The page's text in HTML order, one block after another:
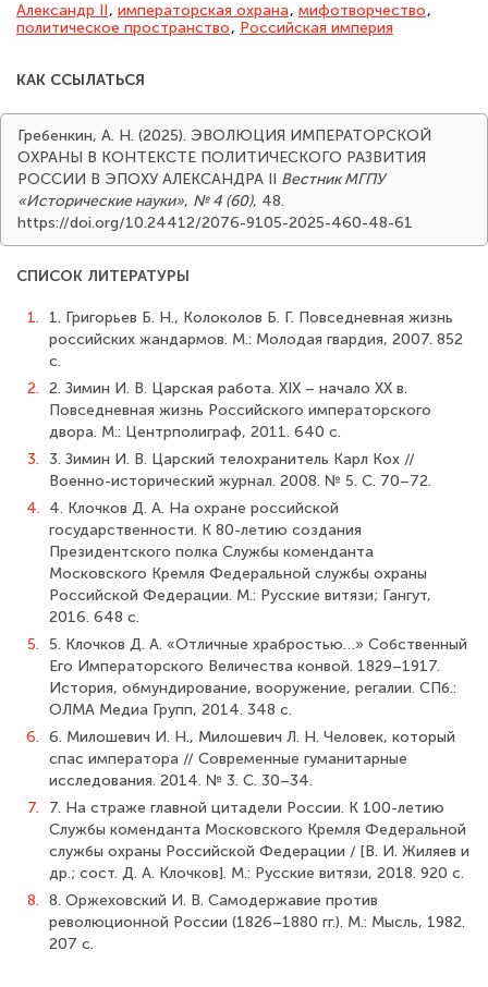
Александр II, императорская охрана, мифотворчество,
политическое пространство, Российская империя
КАК ССЫЛАТЬСЯ
Гребенкин, А. Н. (2025). ЭВОЛЮЦИЯ ИМПЕРАТОРСКОЙ
ОХРАНЫ В КОНТЕКСТЕ ПОЛИТИЧЕСКОГО РАЗВИТИЯ
РОССИИ В ЭПОХУ АЛЕКСАНДРА II Вестник МГПУ
«Исторические науки», № 4 (60), 48.
https://doi.org/10.24412/2076-9105-2025-460-48-61
СПИСОК ЛИТЕРАТУРЫ
1.
1. Григорьев Б. Н., Колоколов Б. Г. Повседневная жизнь
российских жандармов. М.: Молодая гвардия, 2007. 852
с.
2. 2. Зимин И. В. Царская работа. XIX – начало XX в.
Повседневная жизнь Российского императорского
двора. М.: Центрполиграф, 2011. 640 с.
3. 3. Зимин И. В. Царский телохранитель Карл Кох //
Военно-исторический журнал. 2008. № 5. С. 70–72.
4. 4. Клочков Д. А. На охране российской
государственности. К 80-летию создания
Президентского полка Службы коменданта
Московского Кремля Федеральной службы охраны
Российской Федерации. М.: Русские витязи; Гангут,
2016. 648 с.
5. 5. Клочков Д. А. «Отличные храбростью…» Собственный
Его Императорского Величества конвой. 1829–1917.
История, обмундирование, вооружение, регалии. СПб.:
ОЛМА Медиа Групп, 2014. 348 с.
6. 6. Милошевич И. Н., Милошевич Л. Н. Человек, который
спас императора // Современные гуманитарные
исследования. 2014. № 3. С. 30–34.
7.
7. На страже главной цитадели России. К 100-летию
Службы коменданта Московского Кремля Федеральной
службы охраны Российской Федерации / [В. И. Жиляев и
др.; сост. Д. А. Клочков]. М.: Русские витязи, 2018. 920 с.
8. 8. Оржеховский И. В. Самодержавие против
революционной России (1826–1880 гг.). М.: Мысль, 1982.
207 с.